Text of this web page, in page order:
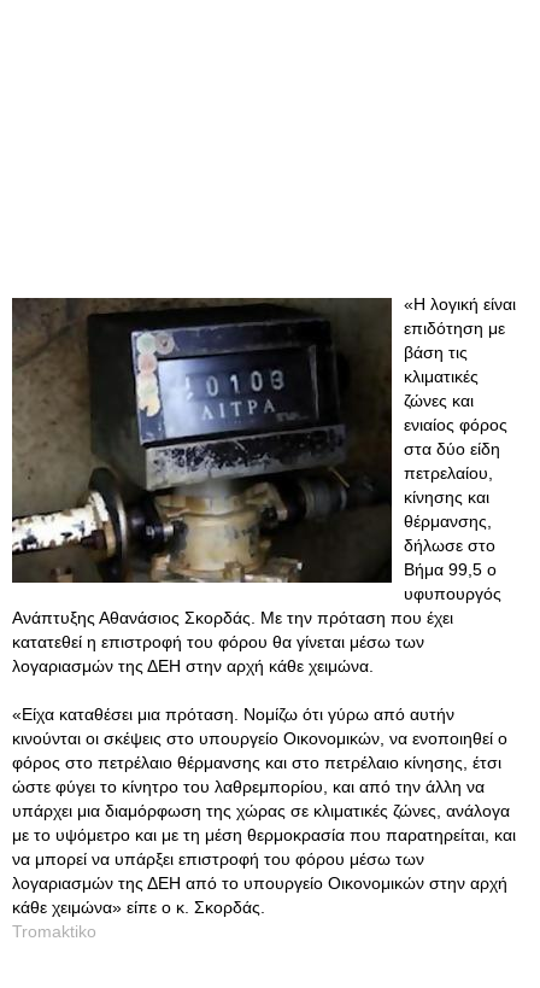
«Η λογική είναι
επιδότηση με
βάση τις
κλιματικές
ζώνες και
ενιαίος φόρος
στα δύο είδη
πετρελαίου,
κίνησης και
θέρμανσης,
δήλωσε στο
Βήμα 99,5 ο
υφυπουργός
Ανάπτυξης Αθανάσιος Σκορδάς. Με την πρόταση που έχει
κατατεθεί η επιστροφή του φόρου θα γίνεται μέσω των
λογαριασμών της ΔΕΗ στην αρχή κάθε χειμώνα.
«Είχα καταθέσει μια πρόταση. Νομίζω ότι γύρω από αυτήν
κινούνται οι σκέψεις στο υπουργείο Οικονομικών, να ενοποιηθεί ο
φόρος στο πετρέλαιο θέρμανσης και στο πετρέλαιο κίνησης, έτσι
ώστε φύγει το κίνητρο του λαθρεμπορίου, και από την άλλη να
υπάρχει μια διαμόρφωση της χώρας σε κλιματικές ζώνες, ανάλογα
με το υψόμετρο και με τη μέση θερμοκρασία που παρατηρείται, και
να μπορεί να υπάρξει επιστροφή του φόρου μέσω των
λογαριασμών της ΔΕΗ από το υπουργείο Οικονομικών στην αρχή
κάθε χειμώνα» είπε ο κ. Σκορδάς.
Tromaktiko